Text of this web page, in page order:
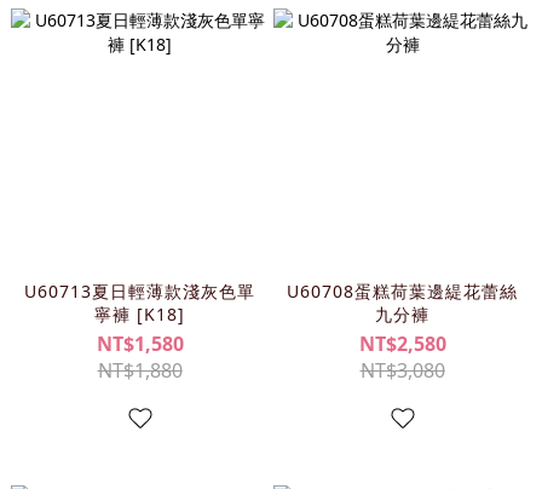
U60713夏日輕薄款淺灰色單
寧褲 [K18]
NT$1,580
NT$1,880
U60708蛋糕荷葉邊緹花蕾絲
九分褲
NT$2,580
NT$3,080